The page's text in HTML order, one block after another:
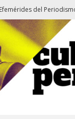
Efemérides del